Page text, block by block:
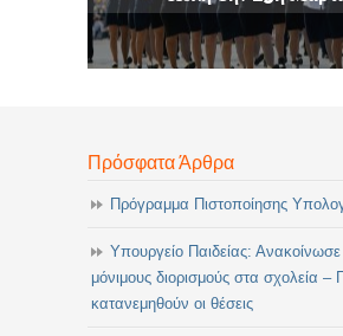
Πρόσφατα Άρθρα
Πρόγραμμα Πιστοποίησης
Υπουργείο Παιδείας:
μόνιμους διορισμούς στα σχολεία –
κατανεμηθούν οι θέσεις